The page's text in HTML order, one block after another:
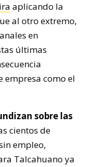
aplicando la
al otro extremo,
en
últimas
empresa como el
sobre las
cientos de
empleo,
Talcahuano ya